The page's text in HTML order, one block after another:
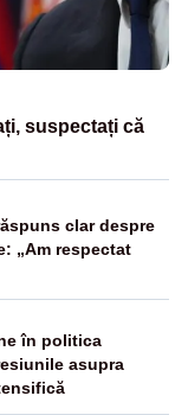
suspectați că
clar despre
„Am respectat
în politica
asupra